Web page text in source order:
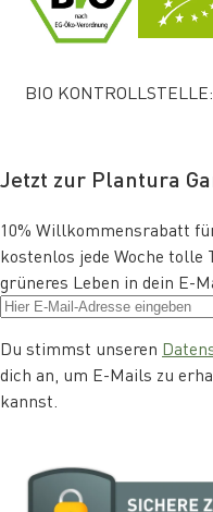
BIO
Jetzt zur Plantura
10% Willkommensrabatt
kostenlos jede Woche
grüneres Leben in dein E-
Du stimmst unseren
dich an, um E-Mails zu
kannst.